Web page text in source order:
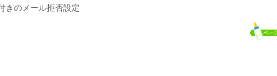
きのメール拒否設定